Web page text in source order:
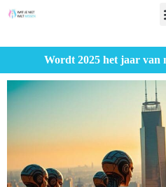
Wordt 2025 het jaar van